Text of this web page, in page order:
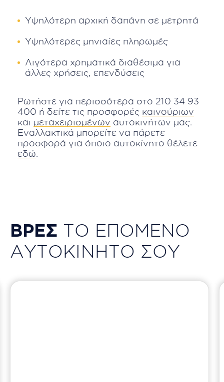
Υψηλότερη αρχική δαπάνη σε μετρητά
Υψηλότερες μηνιαίες πληρωμές
Λιγότερα χρηματικά διαθέσιμα για
άλλες χρήσεις, επενδύσεις
Ρωτήστε για περισσότερα στο 210 34 93
400 ή δείτε τις προσφορές καινούριων
και μεταχειρισμένων αυτοκινήτων μας.
Εναλλακτικά μπορείτε να πάρετε
προσφορά για όποιο αυτοκίνητο θέλετε
εδώ.
ΒΡΕΣ ΤΟ ΕΠΟΜΕΝΟ
ΑΥΤΟΚΙΝΗΤΟ ΣΟΥ